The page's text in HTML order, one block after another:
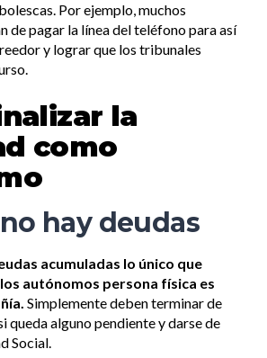
Por ejemplo, muchos
de pagar la línea del teléfono para así
y lograr que los tribunales
la
como
hay deudas
acumuladas lo único que
autónomos persona física es
Simplemente deben terminar de
queda alguno pendiente y darse de
Social.